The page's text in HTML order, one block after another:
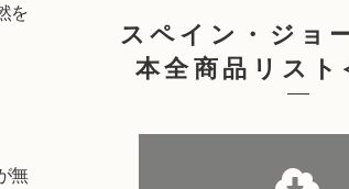
を
無
スペイン・ジョ
本全商品リス